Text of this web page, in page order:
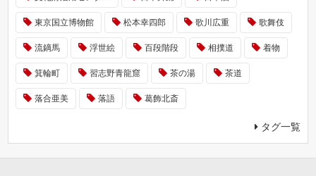
東京国立博物館 松本幸四郎 歌川広重 歌舞伎
流鏑馬 浮世絵 百段階段 相撲道 着物
箕輪町 習志野青龍窟 茶の湯 茶道
落合亜美 落語 葛飾北斎
タグ一覧